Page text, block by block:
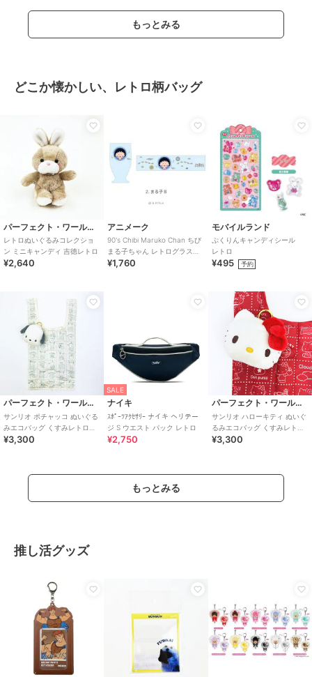
もっとみる
どこか懐かしい、レトロ柄バッグ
パーフェクト・ワールド・トーキョー
レトロぬいぐるみコレクショ
ン ミニキャンディ 吉徳レトロ
¥2,640
アニメーク
90's Chibi Maruko Chan ちび
まる子ちゃん レトログラス
02.まる子Ｂ
¥1,760
モバイルランド
ぷくりんキャンディシール
レトロ
¥495 予約
パーフェクト・ワールド・トーキョー
サンリオ ポチャッコ ぬいぐる
みエコバッグ くすみレトロシ
リーズ Sanrio
¥3,300
SALE
ナイキ
ｽﾎﾟｰﾂｱｸｾｻﾘｰ ナイキ ヘリテー
ジ S ウエスト パック レトロ
¥2,750
パーフェクト・ワールド・トーキョー
サンリオ ハローキティ ぬいぐ
るみエコバッグ くすみレトロ
シリーズ Sanrio
¥3,300
もっとみる
推し活グッズ